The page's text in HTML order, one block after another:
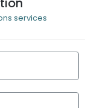
services